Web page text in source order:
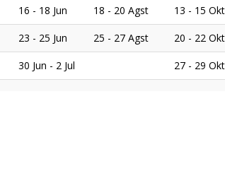
16 - 18 Jun 18 - 20 Agst 13 - 15 Okt
23 - 25 Jun 25 - 27 Agst 20 - 22 Okt
30 Jun - 2 Jul 27 - 29 Okt